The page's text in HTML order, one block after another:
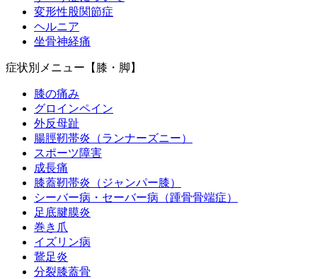
変形性股関節症
ヘルニア
坐骨神経痛
症状別メニュー【膝・脚】
膝の痛み
グロインペイン
外反母趾
腸脛靭帯炎（ランナーズニー）
スポーツ障害
成長痛
膝蓋靭帯炎（ジャンパー膝）
シーバー病・セーバー病（踵骨骨端症）
足底腱膜炎
巻き爪
イズリン病
鵞足炎
分裂膝蓋骨